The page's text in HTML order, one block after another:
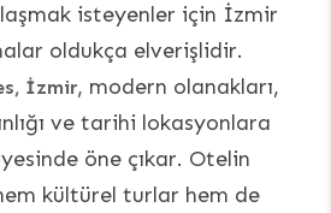
isteyenler için İzmir
oldukça elverişlidir.
İzmir, modern olanakları,
ve tarihi lokasyonlara
öne çıkar. Otelin
kültürel turlar hem de